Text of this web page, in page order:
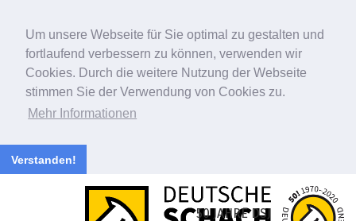
Um unsere Webseite für Sie optimal zu gestalten und
fortlaufend verbessern zu können, verwenden wir
Cookies. Durch die weitere Nutzung der Webseite
stimmen Sie der Verwendung von Cookies zu.
Mehr Informationen
Verstanden!
50 JAHRE DSJ